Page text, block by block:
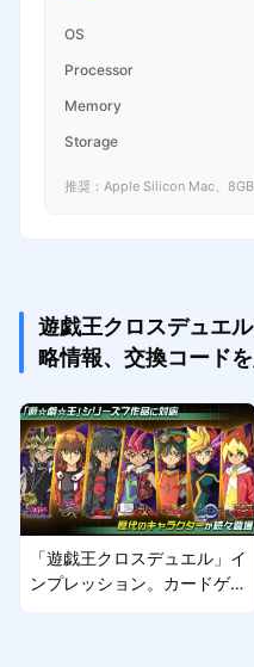
OS
Processor
Memory
Storage
推奨：Apple Silicon Mac、8GB
遊戯王クロスデュエ
略情報、交換コードを
「遊戯王クロスデュエル」イ
ンプレッション。カードゲー